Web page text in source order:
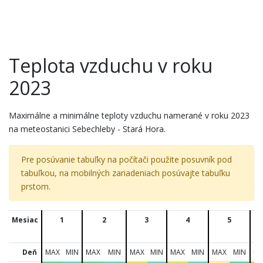
Teplota vzduchu v roku
2023
Maximálne a minimálne teploty vzduchu namerané v roku 2023
na meteostanici Sebechleby - Stará Hora.
Pre posúvanie tabuľky na počítači použite posuvník pod
tabuľkou, na mobilných zariadeniach posúvajte tabuľku
prstom.
Mesiac 1 2 3 4 5
Deň MAX MIN MAX MIN MAX MIN MAX MIN MAX MIN